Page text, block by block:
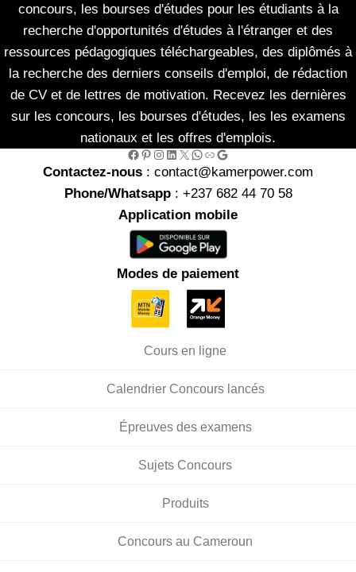
concours, les bourses d'études pour les étudiants à la
recherche d'opportunités d'études à l'étranger et des
ressources pédagogiques téléchargeables, des diplômés à
la recherche des derniers conseils d'emploi, de rédaction
de CV et de lettres de motivation. Recevez les dernières
sur les concours, les bourses d'études, les les examens
nationaux et les offres d'emplois.
Facebook Pinterest InstagramLinkedIn X WhatsApp Link Google
Contactez-nous : contact@kamerpower.com
Phone/Whatsapp: +237 682 44 70 58
Application mobile
Modes de paiement
Cours en ligne
Calendrier Concours lancés
Épreuves des examens
Sujets Concours
Produits
Concours au Cameroun